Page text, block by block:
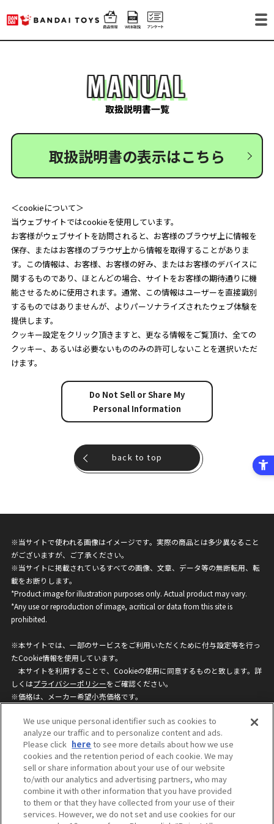
MANUAL
取扱説明書一覧
取扱説明書の表示はこちら
＜cookieについて＞
当ウェブサイトではcookieを使用しています。
お客様がウェブサイトを訪問されると、お客様のブラウザ上に情報を
保存、またはお客様のブラウザ上から情報を取得することがありま
す。この情報は、お客様、お客様の好み、またはお客様のデバイスに
関するものであり、ほとんどの場合、サイトをお客様の期待通りに機
能させるために使用されます。通常、この情報はユーザーを直接識別
するものではありませんが、よりパーソナライズされたウェブ体験を
提供します。
クッキー設定をクリック頂きますと、更なる情報をご覧頂け、全ての
クッキー、あるいは必要ないもののみの許可しないことを選択いただ
けます。
Do Not Sell or Share My
Personal Information
back to top
※当サイトで使われる画像はイメージです。実際の商品とは多少異なること
がございますが、ご了承ください。
※当サイトに掲載されているすべての画像、文章、データ等の無断転用、転
載をお断りします。
*Product image for illustration purposes only. Actual product may vary.
*Any use or reproduction of image, acritical or data from this site is
prohibited.
※本サイトでは、一部のサービスをご利用いただくために付与設定等を行っ
たCookie情報を使用しています。
本サイトを利用することで、Cookieの使用に同意するものと致します。詳
しくはプライバシーポリシーをご確認ください。
※価格は、メーカー希望小売価格です。
ざいますのでご了承ください。
privacypolicy
Do Not Sell or Share My
Personal Information
ウェブサイトご利用条件
ソーシャルメディアポリシー
個人情報保護方針
お問い合わせ
We use unique personal identifier such as cookies to
analyze our traffic and to personalize content and ads.
Please click here to see more details about how we use
cookies and the retention period of each cookie. We may
sell or share information about your use of our website
to/with our analytics and advertising partners, who may
combine it with other information that you have provided
to them or that they have collected from your use of their
services. However, we do not set and use cookies for our